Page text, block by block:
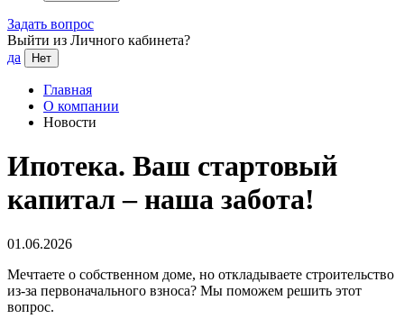
Задать вопрос
Выйти из Личного кабинета?
да
Нет
Главная
О компании
Новости
Ипотека. Ваш стартовый
капитал – наша забота!
01.06.2026
Мечтаете о собственном доме, но откладываете строительство
из-за первоначального взноса? Мы поможем решить этот
вопрос.